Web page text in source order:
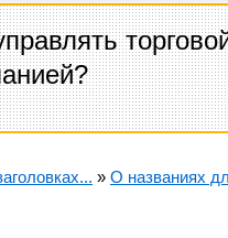
» О названиях